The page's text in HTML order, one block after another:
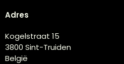
Adres
Kogelstraat 15
3800 Sint-Truiden
België